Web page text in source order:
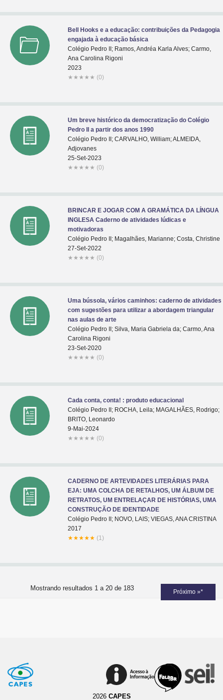
Bell Hooks e a educação: contribuições da Pedagogia
engajada à educação básica
Colégio Pedro II; Ramos, Andréa Karla Alves; Carmo,
Ana Carolina Rigoni
2023
★ ★ ★ ★ ★ (0)
Um breve histórico da democratização do Colégio
Pedro II a partir dos anos 1990
Colégio Pedro II; CARVALHO, William; ALMEIDA,
Adjovanes
25-Set-2023
★ ★ ★ ★ ★ (0)
BRINCAR E JOGAR COM A GRAMÁTICA DA LÍNGUA
INGLESA Caderno de atividades lúdicas e
motivadoras
Colégio Pedro II; Magalhães, Marianne; Costa, Christine
27-Set-2022
★ ★ ★ ★ ★ (0)
Uma bússola, vários caminhos: caderno de atividades
com sugestões para utilizar a abordagem triangular
nas aulas de arte
Colégio Pedro II; Silva, Maria Gabriela da; Carmo, Ana
Carolina Rigoni
23-Set-2020
★ ★ ★ ★ ★ (0)
Cada conta, conta! : produto educacional
Colégio Pedro II; ROCHA, Leila; MAGALHÃES, Rodrigo;
BRITO, Leonardo
9-Mai-2024
★ ★ ★ ★ ★ (0)
CADERNO DE ARTEVIDADES LITERÁRIAS PARA
EJA: UMA COLCHA DE RETALHOS, UM ÁLBUM DE
RETRATOS, UM ENTRELAÇAR DE HISTÓRIAS, UMA
CONSTRUÇÃO DE IDENTIDADE
Colégio Pedro II; NOVO, LAIS; VIEGAS, ANA CRISTINA
2017
★★★★★ (1)
Mostrando resultados 1 a 20 de 183 Próximo »*
2026 CAPES